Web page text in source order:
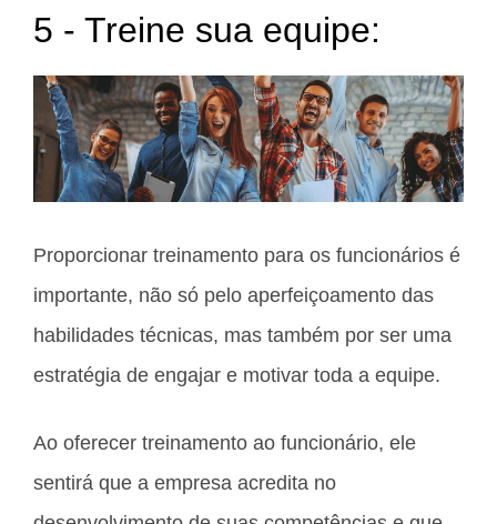
5 - Treine sua equipe:
Proporcionar treinamento para os funcionários é
importante, não só pelo aperfeiçoamento das
habilidades técnicas, mas também por ser uma
estratégia de engajar e motivar toda a equipe.
Ao oferecer treinamento ao funcionário, ele
sentirá que a empresa acredita no